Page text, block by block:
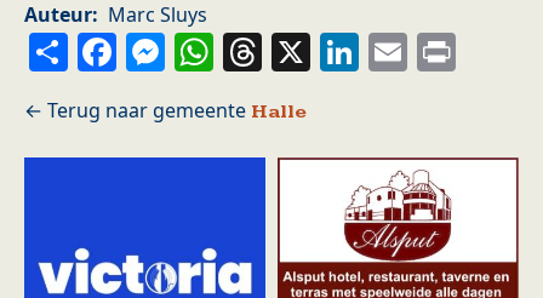
Auteur Marc Sluys
ShareFacebook
Messenger
WhatsApp
Threads
X LinkedIn
Email
Halle